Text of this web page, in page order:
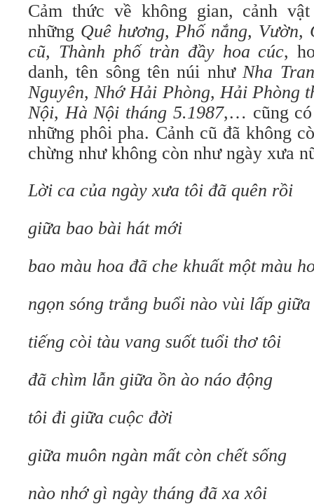
Cảm thức về không gian, cảnh
những Quê hương, Phố nắng, Vườn,
cũ, Thành phố tràn đầy hoa cúc,
danh, tên sông tên núi nhưNha
Nguyên,Nhớ Hải Phòng,Hải Phòng
Nội, Hà Nội tháng 5.1987,… cũng có
những phôi pha. Cảnh cũ đã không
chừng như không còn như ngày xưa
Lời ca của ngày xưa tôi đã quên rồi
giữa bao bài hát mới
bao màu hoa đã che khuất một màu
ngọn sóng trắng buổi nào vùi lấp
tiếng còi tàu vang suốt tuổi thơ tôi
đã chìm lẫn giữa ồn ào náo động
tôi đi giữa cuộc đời
giữa muôn ngàn mất còn chết sống
nào nhớ gì ngày tháng đã xa xôi